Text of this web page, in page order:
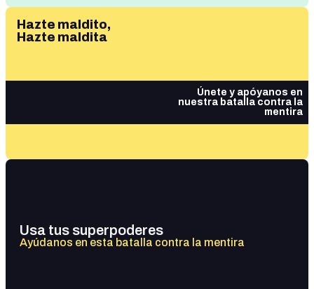
Hazte maldito,
Hazte maldita
Únete y apóyanos en
nuestra batalla contra la
mentira
Usa tus superpoderes
Ayúdanos en esta batalla contra la mentira